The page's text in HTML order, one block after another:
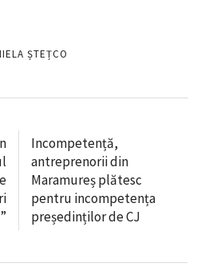
ȘTEȚCO
Incompetență,
antreprenorii din
Maramureș plătesc
pentru incompetența
președinților de CJ